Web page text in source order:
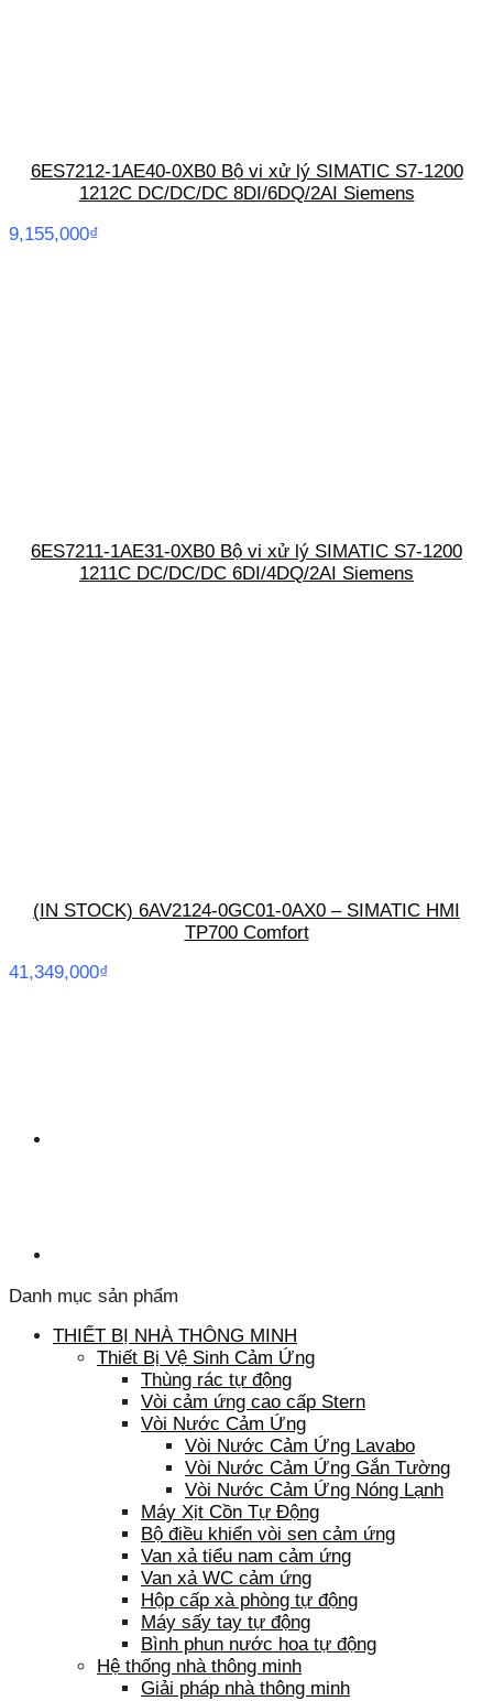
6ES7212-1AE40-0XB0 Bộ vi xử lý SIMATIC S7-1200
1212C DC/DC/DC 8DI/6DQ/2AI Siemens
9,155,000₫
6ES7211-1AE31-0XB0 Bộ vi xử lý SIMATIC S7-1200
1211C DC/DC/DC 6DI/4DQ/2AI Siemens
(IN STOCK) 6AV2124-0GC01-0AX0 – SIMATIC HMI
TP700 Comfort
41,349,000₫
Danh mục sản phẩm
THIẾT BỊ NHÀ THÔNG MINH
Thiết Bị Vệ Sinh Cảm Ứng
Thùng rác tự động
Vòi cảm ứng cao cấp Stern
Vòi Nước Cảm Ứng
Vòi Nước Cảm Ứng Lavabo
Vòi Nước Cảm Ứng Gắn Tường
Vòi Nước Cảm Ứng Nóng Lạnh
Máy Xịt Cồn Tự Động
Bộ điều khiển vòi sen cảm ứng
Van xả tiểu nam cảm ứng
Van xả WC cảm ứng
Hộp cấp xà phòng tự động
Máy sấy tay tự động
Bình phun nước hoa tự động
Hệ thống nhà thông minh
Giải pháp nhà thông minh